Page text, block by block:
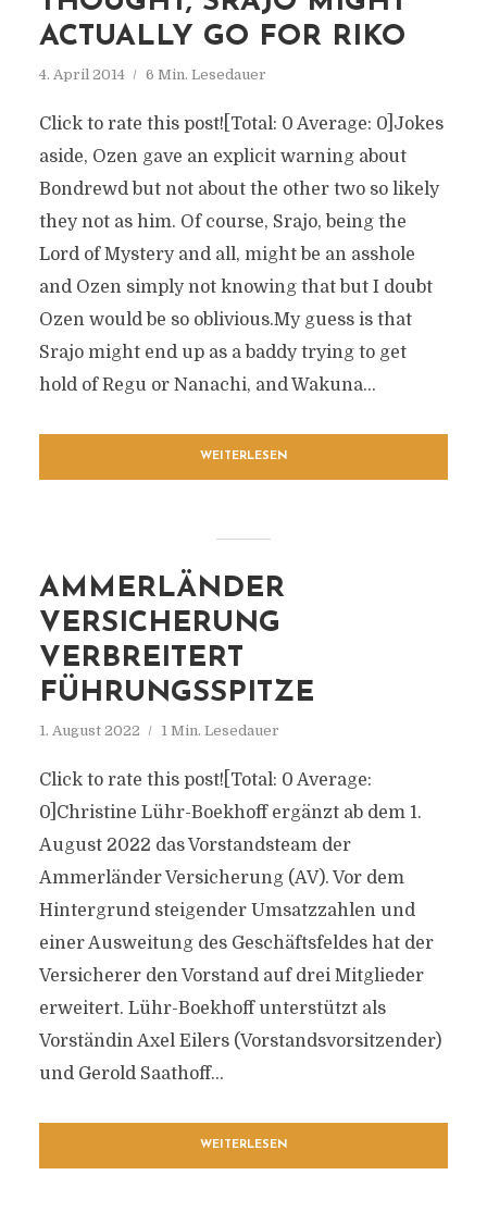
ACTUALLY GO FOR RIKO
4. April 2014 6 Min. Lesedauer
Click to rate this post![Total: 0 Average: 0]Jokes
aside, Ozen gave an explicit warning about
Bondrewd but not about the other two so likely
they not as him. Of course, Srajo, being the
Lord of Mystery and all, might be an asshole
and Ozen simply not knowing that but I doubt
Ozen would be so oblivious.My guess is that
Srajo might end up as a baddy trying to get
hold of Regu or Nanachi, and Wakuna...
WEITERLESEN
AMMERLÄNDER
VERSICHERUNG
VERBREITERT
FÜHRUNGSSPITZE
1. August 2022 1 Min. Lesedauer
Click to rate this post![Total: 0 Average:
0]Christine Lühr-Boekhoff ergänzt ab dem 1.
August 2022 das Vorstandsteam der
Ammerländer Versicherung (AV). Vor dem
Hintergrund steigender Umsatzzahlen und
einer Ausweitung des Geschäftsfeldes hat der
Versicherer den Vorstand auf drei Mitglieder
erweitert. Lühr-Boekhoff unterstützt als
Vorständin Axel Eilers (Vorstandsvorsitzender)
und Gerold Saathoff...
WEITERLESEN